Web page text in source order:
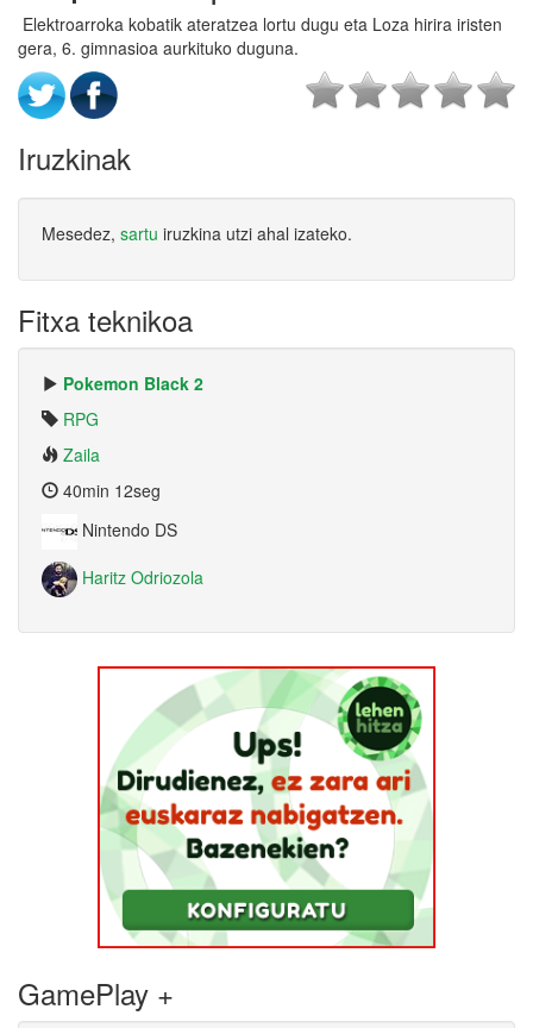
Elektroarroka kobatik ateratzea lortu dugu eta Loza hirira iristen
gera, 6. gimnasioa aurkituko duguna.
Iruzkinak
Mesedez, sartu iruzkina utzi ahal izateko.
Fitxa teknikoa
Pokemon Black 2
RPG
Zaila
40min 12seg
Nintendo DS
Haritz Odriozola
GamePlay +